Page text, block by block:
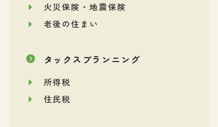
火災保険・地震保険
老後の住まい
タックスプランニング
所得税
住民税